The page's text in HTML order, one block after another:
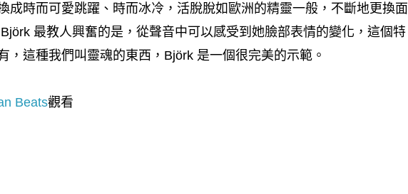
成時而可愛跳躍、時而冰冷，活脫脫如歐洲的精靈一般，不斷地更換面
最教人興奮的是，從聲音中可以感受到她臉部表情的變化，這個特
，這種我們叫靈魂的東西，Björk 是一個很完美的示範。
Beats觀看